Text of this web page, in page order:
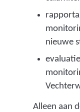
nieuwe
evaluatie
Alleen aan